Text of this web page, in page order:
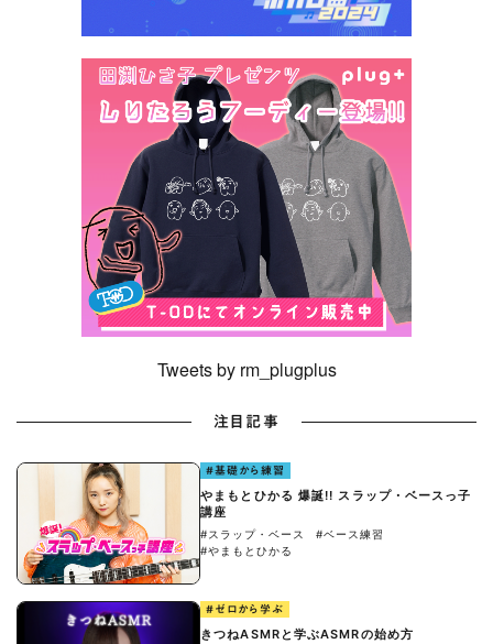
Tweets by rm_plugplus
注目記事
#基礎から練習
やまもとひかる 爆誕!! スラップ・ベースっ子
講座
#スラップ・ベース
#ベース練習
#やまもとひかる
#ゼロから学ぶ
きつねASMRと学ぶASMRの始め方